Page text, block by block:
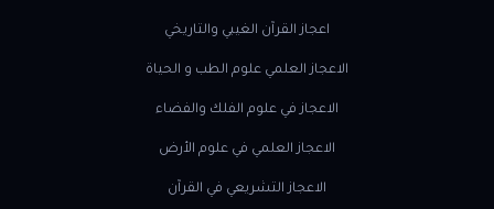
اعجاز القرآن الغيبي والتاريخي
الاعجاز العلمي علوم الطب و الحياة
الاعجاز في علوم الفلك والفضاء
الاعجاز العلمي في علوم الأرض
الاعجاز التشريعي في القرآن